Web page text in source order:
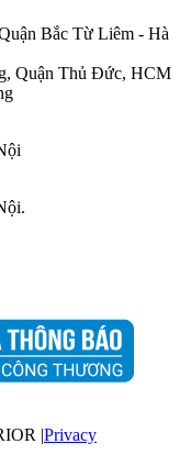
Bắc Từ Liêm - Hà
Quận Thủ Đức, HCM
|Privacy